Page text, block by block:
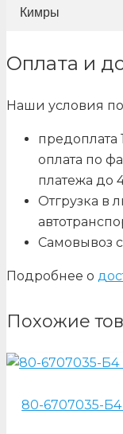
Оплата и
Наши условия
предоплата
оплата по
платежа до
Отгрузка в
Самовывоз
Подробнее о
Похожие
80-6707035-